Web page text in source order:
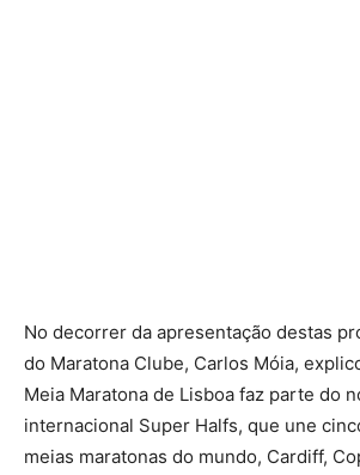
No decorrer da apresentação destas
do Maratona Clube, Carlos Móia,
Meia Maratona de Lisboa faz parte do
internacional Super Halfs, que une
meias maratonas do mundo, Cardiff,